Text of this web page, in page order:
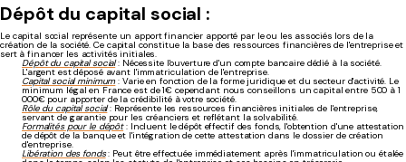
Dépôt du capital social :
Le capital social représente un apport financier apporté par le ou les associés lors de la
création de la société. Ce capital constitue la base des ressources financières de l'entreprise et
sert à financer les activités initiales.
Dépôt du capital social: Nécessite l'ouverture d'un compte bancaire dédié à la société.
L'argent est déposé avant l'immatriculation de l'entreprise.
Capital social minimum: Varie en fonction de la forme juridique et du secteur d'activité. Le
minimum légal en France est de 1€ cependant nous conseillons un capital entre 500 à 1
000€ pour apporter de la crédibilité à votre société.
Rôle du capital social: Représente les ressources financières initiales de l'entreprise,
servant de garantie pour les créanciers et reflétant la solvabilité.
Formalités pour le dépôt: Incluent le dépôt effectif des fonds, l'obtention d'une attestation
de dépôt de la banque et l'intégration de cette attestation dans le dossier de création
d'entreprise.
Libération des fonds: Peut être effectuée immédiatement après l'immatriculation ou étalée